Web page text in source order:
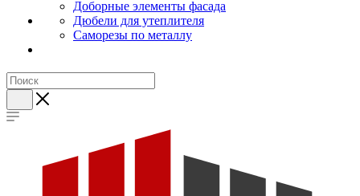
Доборные элементы фасада
Дюбели для утеплителя
Саморезы по металлу